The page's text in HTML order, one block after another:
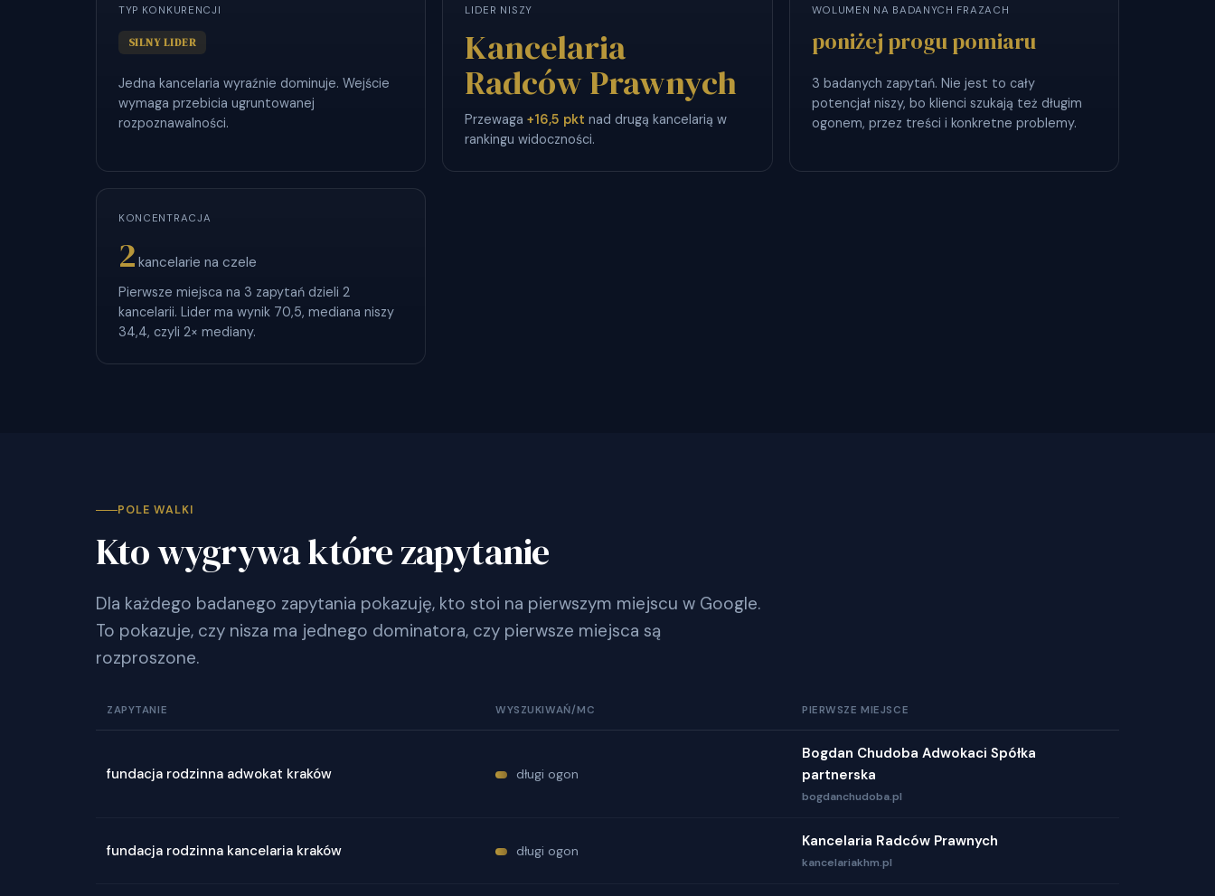
TYP KONKURENCJI
SILNY LIDER
Jedna kancelaria wyraźnie dominuje. Wejście
wymaga przebicia ugruntowanej
rozpoznawalności.
LIDER NISZY
Kancelaria
Radców Prawnych
Przewaga+16,5 pkt nad drugą kancelarią w
rankingu widoczności.
WOLUMEN NA BADANYCH FRAZACH
poniżej progu pomiaru
3 badanych zapytań. Nie jest to cały
potencjał niszy, bo klienci szukają też długim
ogonem, przez treści i konkretne problemy.
KONCENTRACJA
2 kancelarie na czele
Pierwsze miejsca na 3 zapytań dzieli 2
kancelarii. Lider ma wynik 70,5, mediana niszy
34,4, czyli 2× mediany.
POLE WALKI
Kto wygrywa które zapytanie
Dla każdego badanego zapytania pokazuję, kto stoi na pierwszym miejscu w Google.
To pokazuje, czy nisza ma jednego dominatora, czy pierwsze miejsca są
rozproszone.
ZAPYTANIE WYSZUKIWAŃ/MC PIERWSZE MIEJSCE
fundacja rodzinna adwokat kraków długi ogon
Bogdan Chudoba Adwokaci Spółka
partnerska
bogdanchudoba.pl
fundacja rodzinna kancelaria kraków długi ogon
Kancelaria Radców Prawnych
kancelariakhm.pl